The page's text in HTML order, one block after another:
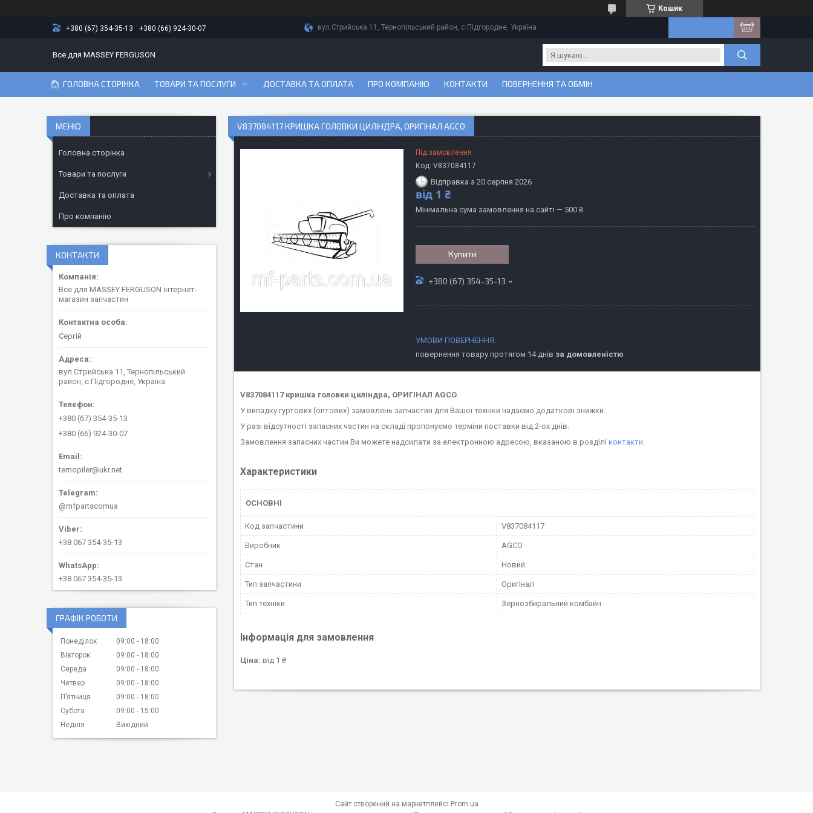
Кошик
+380 (67) 354-35-13 +380 (66) 924-30-07 вул.Стрийська 11, Тернопільський район, с.Підгородне, Україна
Все для MASSEY FERGUSON
ГОЛОВНА СТОРІНКА ТОВАРИ ТА ПОСЛУГИ ДОСТАВКА ТА ОПЛАТА ПРО КОМПАНІЮ КОНТАКТИ ПОВЕРНЕННЯ ТА ОБМІН
V837084117 КРИШКА ГОЛОВКИ ЦИЛІНДРА, ОРИГІНАЛ AGCO
Під замовлення
Код: V837084117
Відправка з 20 серпня 2026
від 1 ₴
Мінімальна сума замовлення на сайті — 500 ₴
Купити
+380 (67) 354-35-13
повернення товару протягом 14 днів за домовленістю
V837084117 кришка головки циліндра, ОРИГІНАЛ AGCO.
У випадку гуртових (оптових) замовлень запчастин для Вашої техніки надаємо додаткові знижки.
У разі відсутності запасних частин на складі пропонуємо терміни поставки від 2-ох днів.
Замовлення запасних частин Ви можете надсилати за електронною адресою, вказаною в розділі контакти
Характеристики
ОСНОВНІ
Код запчастини V837084117
Виробник AGCO
Стан Новий
Тип запчастини Оригінал
Тип техніки Зернозбиральний комбайн
Інформація для замовлення
Ціна: від 1 ₴
Головна сторінка
Товари та послуги
Доставка та оплата
Про компанію
КОНТАКТИ
Все для MASSEY FERGUSON інтернет-
магазин запчастин
Сергій
вул.Стрийська 11, Тернопільський
район, с.Підгородне, Україна
+380 (67) 354-35-13
+380 (66) 924-30-07
ternopiler@ukr.net
@mfpartscomua
+38 067 354-35-13
+38 067 354-35-13
ГРАФІК РОБОТИ
Понеділок 09:00
18:00
Вівторок
09:00
18:00
Середа
09:00
18:00
Четвер
09:00
18:00
Пʼятниця
09:00
18:00
Субота
09:00
15:00
Неділя
Вихідний
Сайт створений на маркетплейсі Prom.ua